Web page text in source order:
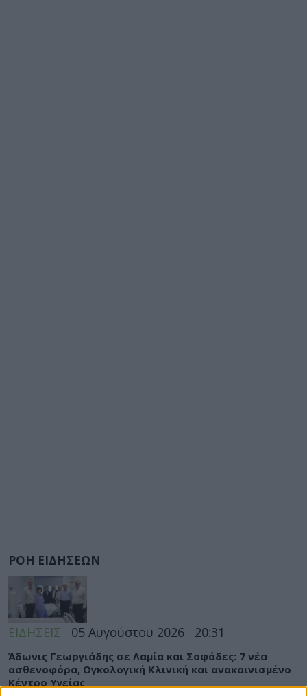
ΡΟΗ ΕΙΔΗΣΕΩΝ
ΕΙΔΗΣΕΙΣ 05 Αυγούστου 2026 20:31
Άδωνις Γεωργιάδης σε Λαμία και Σοφάδες: 7 νέα
ασθενοφόρα, Ογκολογική Κλινική και ανακαινισμένο
Κέντρο Υγείας